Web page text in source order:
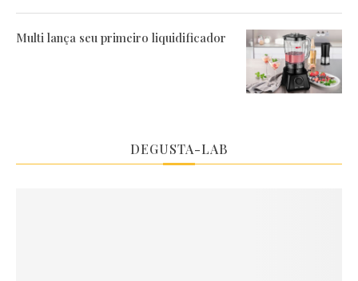
Multi lança seu primeiro liquidificador
DEGUSTA-LAB